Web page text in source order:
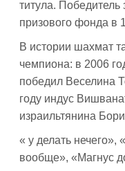
титула. Победитель
призового фонда в
В истории шахмат
чемпиона: в 2006
победил Веселина
году индус
израильтянина
« у делать нечего»,
вообще», «Магнус